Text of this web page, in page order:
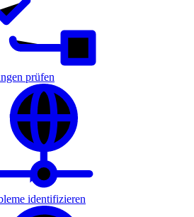
prüfen
identifizieren